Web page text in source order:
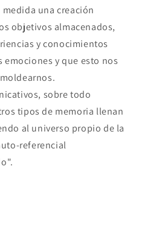
una creación
objetivos almacenados,
y conocimientos
y que esto nos
sobre todo
tipos de memoria llenan
al universo propio de la
referencial